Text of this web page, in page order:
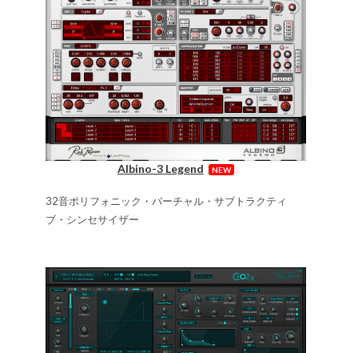
Albino-3 Legend NEW
32音ポリフォニック・バーチャル・サブトラクティ
ブ・シンセサイザー